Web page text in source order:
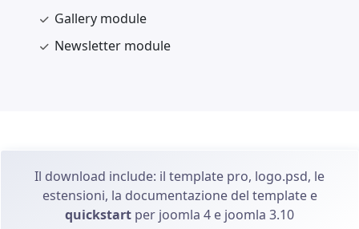
Gallery module
Newsletter module
Il download include: il template pro, logo.psd, le
estensioni, la documentazione del template e
quickstart per joomla 4 e joomla 3.10